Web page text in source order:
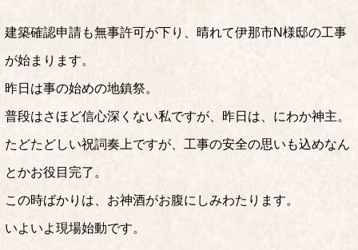
建築確認申請も無事許可が下り、晴れて伊那市N様邸の工事
が始まります。
昨日は事の始めの地鎮祭。
普段はさほど信心深くない私ですが、昨日は、にわか神主。
たどたどしい祝詞奏上ですが、工事の安全の思いも込めなん
とかお役目完了。
この時ばかりは、お神酒がお腹にしみわたります。
いよいよ現場始動です。